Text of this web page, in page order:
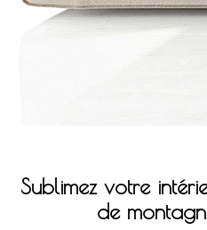
Sublimez votre
de